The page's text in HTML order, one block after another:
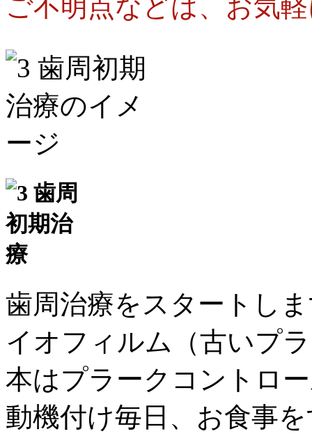
ご不明点などは、お気
歯周治療をスタートし
イオフィルム（古いプ
本はプラークコントロ
動機付け毎日、お食事